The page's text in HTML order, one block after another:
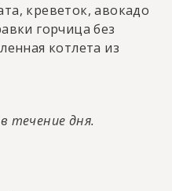
креветок, авокадо
горчица без
котлета из
течение дня.